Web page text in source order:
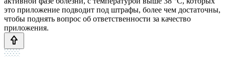
это приложение подводит под штрафы, более чем достаточны,
чтобы поднять вопрос об ответственности за качество
приложения.